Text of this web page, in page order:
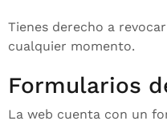
Tienes derecho a
cualquier momento.
Formularios
La web cuenta con un